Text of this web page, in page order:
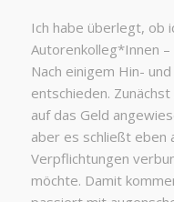
Ich habe überlegt, ob
Autorenkolleg*Innen
Nach einigem Hin-
entschieden.
auf das Geld
aber es schließt eben
Verpflichtungen
möchte. Damit